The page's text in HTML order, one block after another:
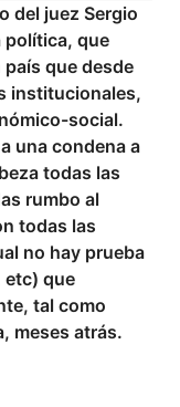
del juez Sergio
política, que
que desde
institucionales,
social.
una condena a
todas las
rumbo al
todas las
no hay prueba
etc) que
tal como
meses atrás.